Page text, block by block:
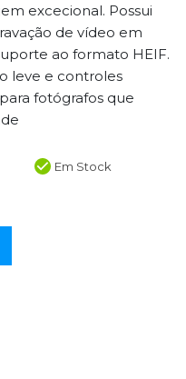
excecional. Possui
de vídeo em
ao formato HEIF.
leve e controles
fotógrafos que
Em Stock